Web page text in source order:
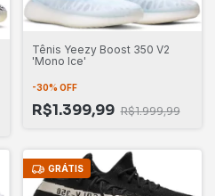
Tênis Yeezy Boost 350 V2
'Mono Ice'
-30% OFF
R$1.399,99 R$1.999,99
GRÁTIS